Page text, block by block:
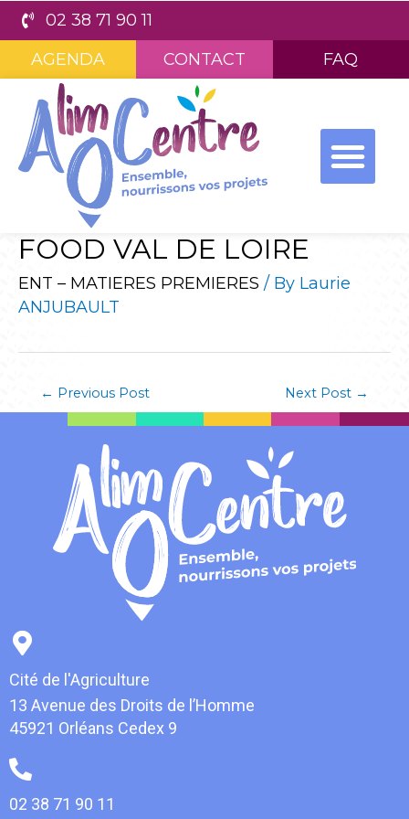
02 38 71 90 11
AGENDA
CONTACT FAQ
FOOD VAL DE LOIRE
ENT – MATIERES PREMIERES / By Laurie
ANJUBAULT
← Previous Post Next Post →
Cité de l'Agriculture
13 Avenue des Droits de l’Homme
45921 Orléans Cedex 9
02 38 71 90 11